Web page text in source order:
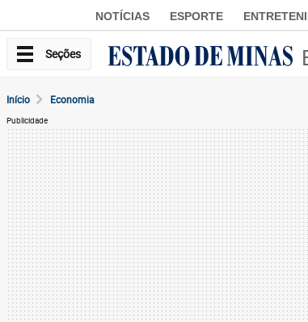
NOTÍCIAS ESPORTE
Seções
Início Economia
Publicidade